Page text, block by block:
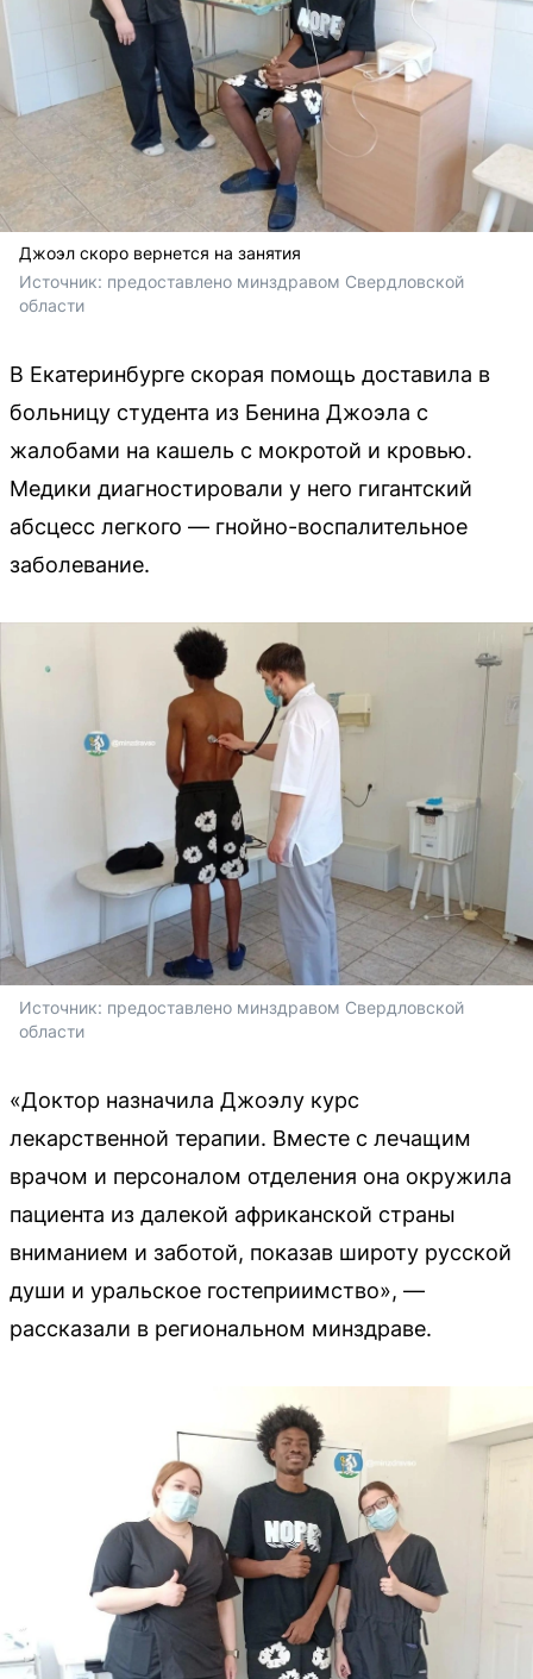
Джоэл скоро вернется на занятия
Источник: предоставлено минздравом Свердловской
области
В Екатеринбурге скорая помощь доставила в
больницу студента из Бенина Джоэла с
жалобами на кашель с мокротой и кровью.
Медики диагностировали у него гигантский
абсцесс легкого — гнойно-воспалительное
заболевание.
Источник: предоставлено минздравом Свердловской
области
«Доктор назначила Джоэлу курс
лекарственной терапии. Вместе с лечащим
врачом и персоналом отделения она окружила
пациента из далекой африканской страны
вниманием и заботой, показав широту русской
души и уральское гостеприимство», —
рассказали в региональном минздраве.